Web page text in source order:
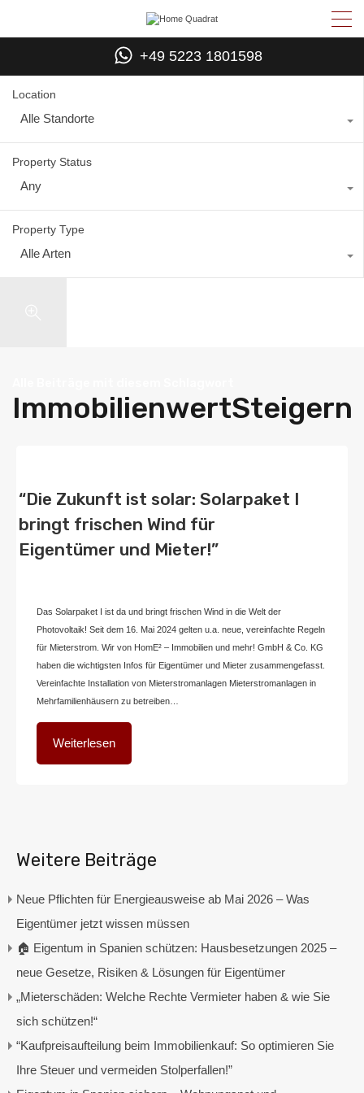
+49 5223 1801598
Location
Alle Standorte
Property Status
Any
Property Type
Alle Arten
ImmobilienwertSteigern
“Die Zukunft ist solar: Solarpaket I
bringt frischen Wind für
Eigentümer und Mieter!”
Von
Das Solarpaket I ist da und bringt frischen Wind in die Welt der
Photovoltaik! Seit dem 16. Mai 2024 gelten u.a. neue, vereinfachte Regeln
für Mieterstrom. Wir von HomE² – Immobilien und mehr! GmbH & Co. KG
haben die wichtigsten Infos für Eigentümer und Mieter zusammengefasst.
Vereinfachte Installation von Mieterstromanlagen Mieterstromanlagen in
Mehrfamilienhäusern zu betreiben…
Weiterlesen
Weitere Beiträge
Neue Pflichten für Energieausweise ab Mai 2026 – Was
Eigentümer jetzt wissen müssen
🏠 Eigentum in Spanien schützen: Hausbesetzungen 2025 –
neue Gesetze, Risiken & Lösungen für Eigentümer
„Mieterschäden: Welche Rechte Vermieter haben & wie Sie
sich schützen!“
“Kaufpreisaufteilung beim Immobilienkauf: So optimieren Sie
Ihre Steuer und vermeiden Stolperfallen!”